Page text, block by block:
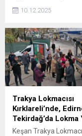
kritik isimlerden biri
Srouji’nin şirketten
ayrılacağı iddiaları,
gündeminde geniş yer
bulmuştu. Ancak
Bloomberg’in
notla bu söylentilere
nokta konuldu. Srouji,
Apple’ın çip biriminin
olarak görevine kaldığı
yerden devam edecek.
10.12.2025
Trakya Lokmacısı
Kırklareli’nde,
Tekirdağ’da Lokma
Keşan Trakya